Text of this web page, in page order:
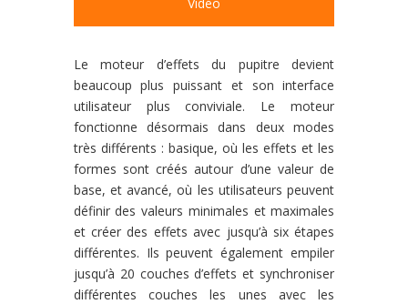
Le moteur d’effets du pupitre devient
beaucoup plus puissant et son interface
utilisateur plus conviviale. Le moteur
fonctionne désormais dans deux modes
très différents : basique, où les effets et les
formes sont créés autour d’une valeur de
base, et avancé, où les utilisateurs peuvent
définir des valeurs minimales et maximales
et créer des effets avec jusqu’à sixétapes
différentes. Ils peuvent également empiler
jusqu’à 20 couches d’effets et synchroniser
différentes couches les unes avec les